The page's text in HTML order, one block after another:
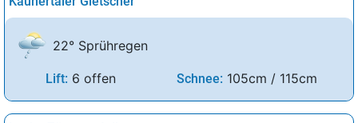
22° Sprühregen
Lift: 6 offen Schnee: 105cm / 115cm